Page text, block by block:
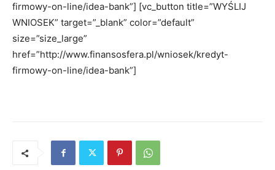
firmowy-on-line/idea-bank”] [vc_button title=”WYŚLIJ
WNIOSEK” target=”_blank” color=”default”
size=”size_large”
href=”http://www.finansosfera.pl/wniosek/kredyt-
firmowy-on-line/idea-bank”]